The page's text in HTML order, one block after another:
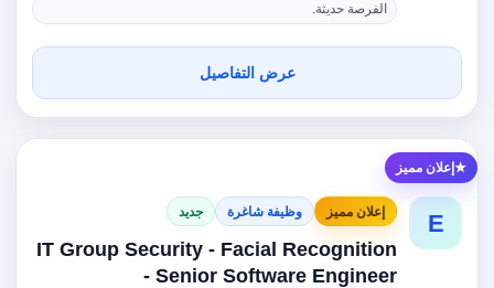
الفرصة حديثة.
عرض التفاصيل
إعلان مميز
E إعلان مميز وظيفة شاغرة جديد
IT Group Security - Facial Recognition
- Senior Software Engineer